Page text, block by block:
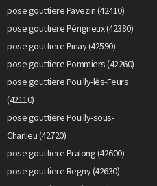
pose gouttiere Pavezin (42410)
pose gouttiere Périgneux (42380)
pose gouttiere Pinay (42590)
pose gouttiere Pommiers (42260)
pose gouttiere Pouilly-lès-Feurs
(42110)
pose gouttiere Pouilly-sous-
Charlieu (42720)
pose gouttiere Pralong (42600)
pose gouttiere Regny (42630)